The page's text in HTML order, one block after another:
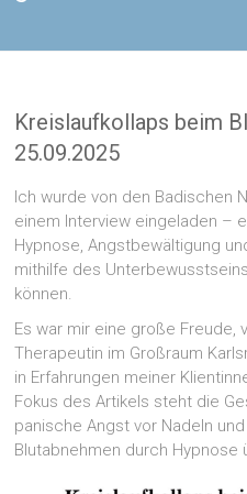
Kreislaufkollaps beim
25.09.2025
Ich wurde von den Badischen
einem Interview eingeladen –
Hypnose, Angstbewältigung
mithilfe des
können.
Es war mir eine große Freude,
Therapeutin im Großraum
in Erfahrungen meiner
Fokus des Artikels steht die
panische Angst vor Nadeln
Blutabnehmen durch Hypnose